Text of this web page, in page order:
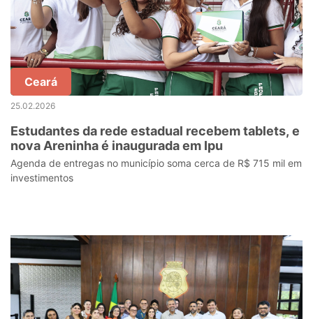
Ceará
25.02.2026
Estudantes da rede estadual recebem tablets, e
nova Areninha é inaugurada em Ipu
Agenda de entregas no município soma cerca de R$ 715 mil em
investimentos